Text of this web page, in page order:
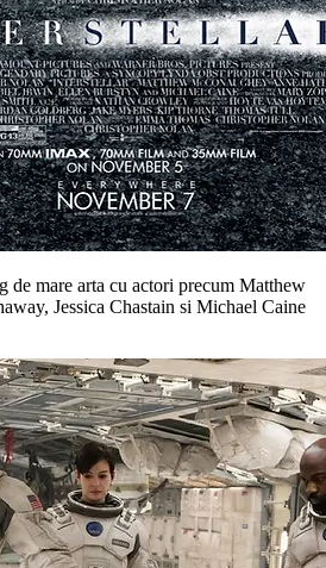
de mare arta cu actori precum Matthew
Jessica Chastain si Michael Caine